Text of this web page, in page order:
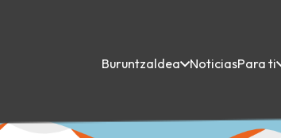
Buruntzaldea NoticiasPara ti